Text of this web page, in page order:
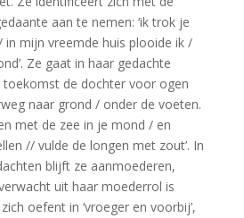
aan te nemen: ‘ik trok je
mijn vreemde huis plooide ik /
Ze gaat in haar gedachte
de dochter voor ogen
naar grond / onder de voeten.
met de zee in je mond / en
// vulde de longen met zout’. In
blijft ze aanmoederen,
uit haar moederrol is
oefent in ‘vroeger en voorbij’,